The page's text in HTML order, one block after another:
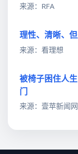
来源：RFA
理性、清晰、
来源：看理想
被椅子困住人
门
来源：壹苹新闻网